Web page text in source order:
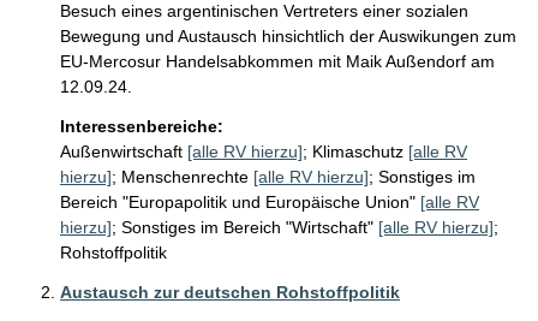
Besuch eines argentinischen Vertreters einer sozialen
Bewegung und Austausch hinsichtlich der Auswikungen zum
EU-Mercosur Handelsabkommen mit Maik Außendorf am
12.09.24.
Interessenbereiche:
Außenwirtschaft [alle RV hierzu]; Klimaschutz [alle RV
hierzu]; Menschenrechte [alle RV hierzu]; Sonstiges im
Bereich "Europapolitik und Europäische Union" [alle RV
hierzu]; Sonstiges im Bereich "Wirtschaft" [alle RV hierzu];
Rohstoffpolitik
Austausch zur deutschen Rohstoffpolitik